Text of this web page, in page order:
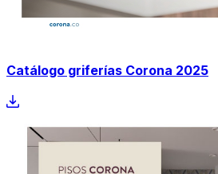
Catálogo griferías Corona 2025